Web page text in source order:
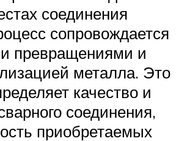
соединения
сопровождается
превращениями и
металла. Это
качество и
соединения,
приобретаемых